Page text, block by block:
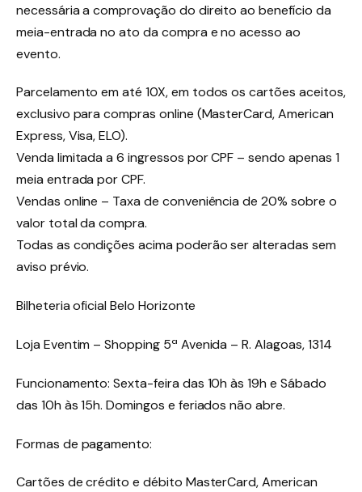
necessária a comprovação do direito ao benefício da
meia-entrada no ato da compra e no acesso ao
evento.
Parcelamento em até 10X, em todos os cartões aceitos,
exclusivo para compras online (MasterCard, American
Express, Visa, ELO).
Venda limitada a 6 ingressos por CPF – sendo apenas 1
meia entrada por CPF.
Vendas online – Taxa de conveniência de 20% sobre o
valor total da compra.
Todas as condições acima poderão ser alteradas sem
aviso prévio.
Bilheteria oficial Belo Horizonte
Loja Eventim – Shopping 5ª Avenida – R. Alagoas, 1314
Funcionamento: Sexta-feira das 10h às 19h e Sábado
das 10h às 15h. Domingos e feriados não abre.
Formas de pagamento:
Cartões de crédito e débito MasterCard, American